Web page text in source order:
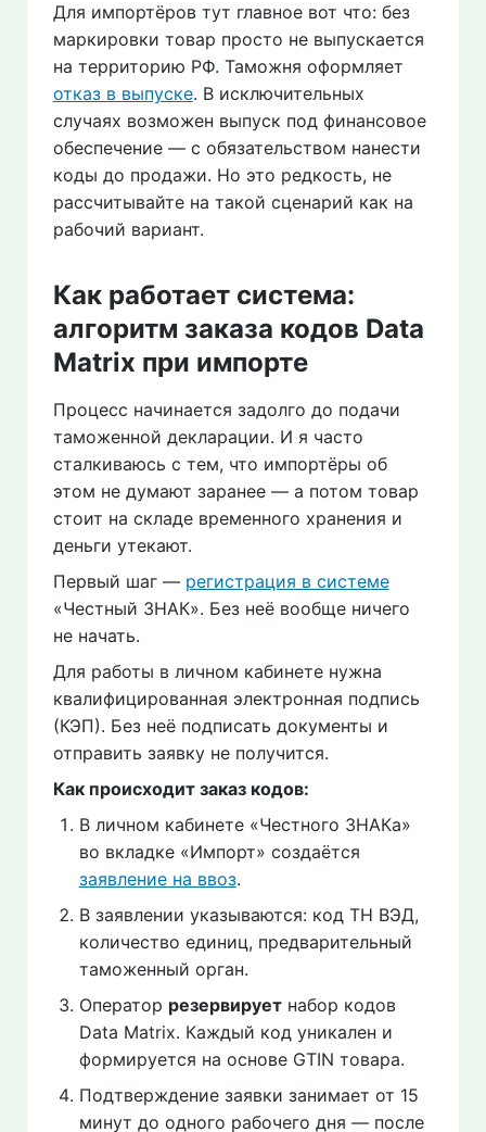
Для импортёров тут главное вот что: без
маркировки товар просто не выпускается
на территорию РФ. Таможня оформляет
отказ в выпуске. В исключительных
случаях возможен выпуск под финансовое
обеспечение — с обязательством нанести
коды до продажи. Но это редкость, не
рассчитывайте на такой сценарий как на
рабочий вариант.
Как работает система:
алгоритм заказа кодов Data
Matrix при импорте
Процесс начинается задолго до подачи
таможенной декларации. И я часто
сталкиваюсь с тем, что импортёры об
этом не думают заранее — а потом товар
стоит на складе временного хранения и
деньги утекают.
Первый шаг — регистрация в системе
«Честный ЗНАК». Без неё вообще ничего
не начать.
Для работы в личном кабинете нужна
квалифицированная электронная подпись
(КЭП). Без неё подписать документы и
отправить заявку не получится.
Как происходит заказ кодов:
В личном кабинете «Честного ЗНАКа»
во вкладке «Импорт» создаётся
заявление на ввоз.
В заявлении указываются: код ТН ВЭД,
количество единиц, предварительный
таможенный орган.
Оператор резервируетнабор кодов
Data Matrix. Каждый код уникален и
формируется на основе GTIN товара.
Подтверждение заявки занимает от 15
минут до одного рабочего дня — после